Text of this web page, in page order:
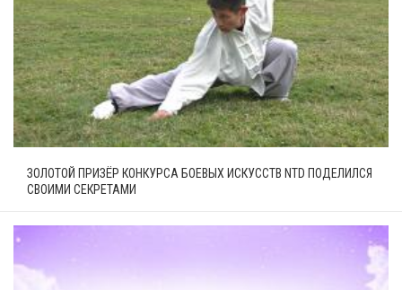
ЗОЛОТОЙ ПРИЗЁР КОНКУРСА БОЕВЫХ ИСКУССТВ NTD ПОДЕЛИЛСЯ
СВОИМИ СЕКРЕТАМИ